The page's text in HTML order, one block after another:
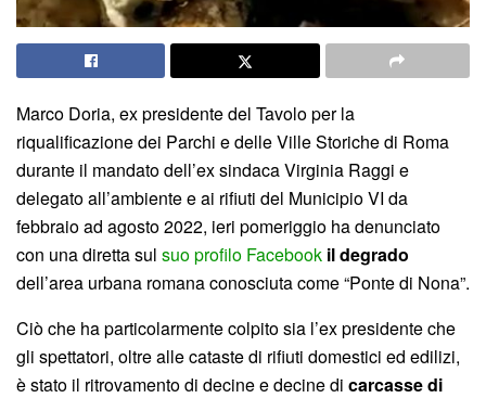
Marco Doria, ex presidente del Tavolo per la
riqualificazione dei Parchi e delle Ville Storiche di Roma
durante il mandato dell’ex sindaca Virginia Raggi e
delegato all’ambiente e ai rifiuti del Municipio VI da
febbraio ad agosto 2022, ieri pomeriggio ha denunciato
con una diretta sul suo profilo Facebook il degrado
dell’area urbana romana conosciuta come “Ponte di Nona”.
Ciò che ha particolarmente colpito sia l’ex presidente che
gli spettatori, oltre alle cataste di rifiuti domestici ed edilizi,
è stato il ritrovamento di decine e decine di carcasse di